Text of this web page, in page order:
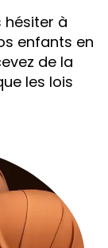
hésiter à
enfants en
de la
les lois